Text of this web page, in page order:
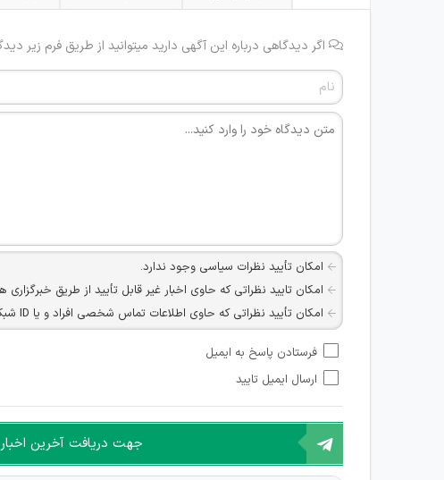
اگر دیدگاهی درباره این آگهی دارید میتوانید از طریق فرم زیر
امکان تأیید نظرات سیاسی وجود ندارد.
امکان تایید نظراتی که حاوی اخبار غیر قابل تأیید از طریق
امکان تأیید نظراتی که حاوی اطلاعات تماس شخصی افراد و یا ID شبکه های مجازی ارتباطی می باشند وجود ندارد.
هرگونه تحریک، تحقیر و کنایه به سایر افراد (مسئول و غیر مسئول)
امکان هماهنگی برای هرگونه ملاقات حضوری چه به صورت دسته
فرستادن پاسخ به ایمیل
ارسال ایمیل تایید
جهت دریافت آخرین اخبار